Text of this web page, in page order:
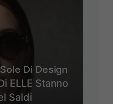
Di Design
ELLE Stanno
Saldi